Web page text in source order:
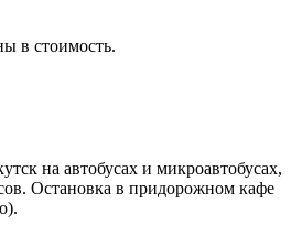
в стоимость.
на автобусах и микроавтобусах,
Остановка в придорожном кафе